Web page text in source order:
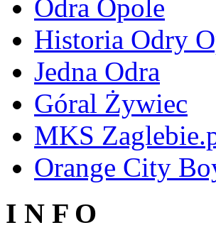
Odra Opole
Historia Odry
Jedna Odra
Góral Żywiec
MKS
Orange City
I N F O